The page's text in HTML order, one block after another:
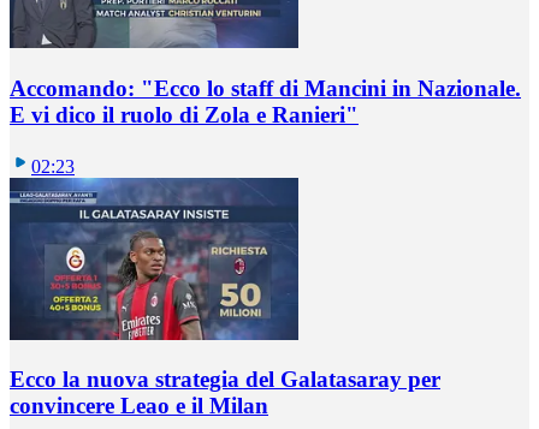
Accomando: "Ecco lo staff di Mancini in Nazionale.
E vi dico il ruolo di Zola e Ranieri"
02:23
Ecco la nuova strategia del Galatasaray per
convincere Leao e il Milan